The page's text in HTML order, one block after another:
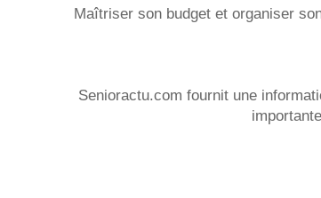
Maîtriser son budget et organiser
Senioractu.com fournit une